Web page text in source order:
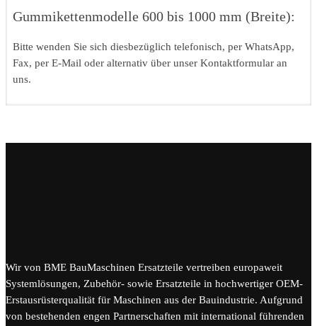
Gummikettenmodelle 600 bis 1000 mm (Breite):
Bitte wenden Sie sich diesbezüglich telefonisch, per WhatsApp,
Fax, per E-Mail oder alternativ über unser Kontaktformular an
uns.
Wir von BME BauMaschinen Ersatzteile vertreiben europaweit
Systemlösungen, Zubehör- sowie Ersatzteile in hochwertiger OEM-
Erstausrüsterqualität für Maschinen aus der Bauindustrie. Aufgrund
von bestehenden engen Partnerschaften mit international führenden